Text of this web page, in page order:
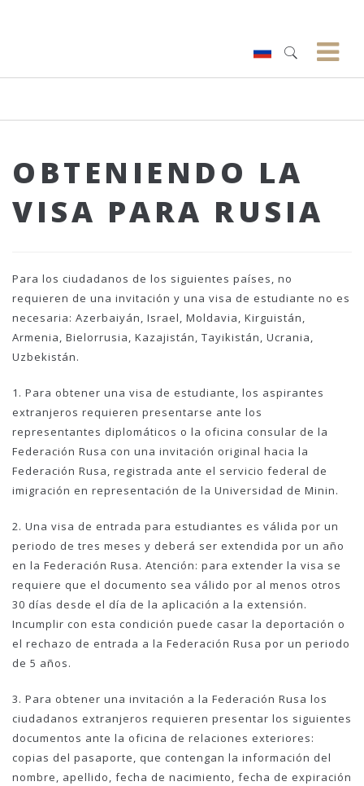
OBTENIENDO LA
VISA PARA RUSIA
Para los ciudadanos de los siguientes países, no
requieren de una invitación y una visa de estudiante no es
necesaria: Azerbaiyán, Israel, Moldavia, Kirguistán,
Armenia, Bielorrusia, Kazajistán, Tayikistán, Ucrania,
Uzbekistán.
1. Para obtener una visa de estudiante, los aspirantes
extranjeros requieren presentarse ante los
representantes diplomáticos o la oficina consular de la
Federación Rusa con una invitación original hacia la
Federación Rusa, registrada ante el servicio federal de
imigración en representación de la Universidad de Minin.
2. Una visa de entrada para estudiantes es válida por un
periodo de tres meses y deberá ser extendida por un año
en la Federación Rusa. Atención: para extender la visa se
requiere que el documento sea válido por al menos otros
30 días desde el día de la aplicación a la extensión.
Incumplir con esta condición puede casar la deportación o
el rechazo de entrada a la Federación Rusa por un periodo
de 5 años.
3. Para obtener una invitación a la Federación Rusa los
ciudadanos extranjeros requieren presentar los siguientes
documentos ante la oficina de relaciones exteriores:
copias del pasaporte, que contengan la información del
nombre, apellido, fecha de nacimiento, fecha de expiración